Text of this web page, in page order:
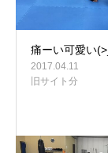
痛ーい可愛い(>_
2017.04.11
旧サイト分